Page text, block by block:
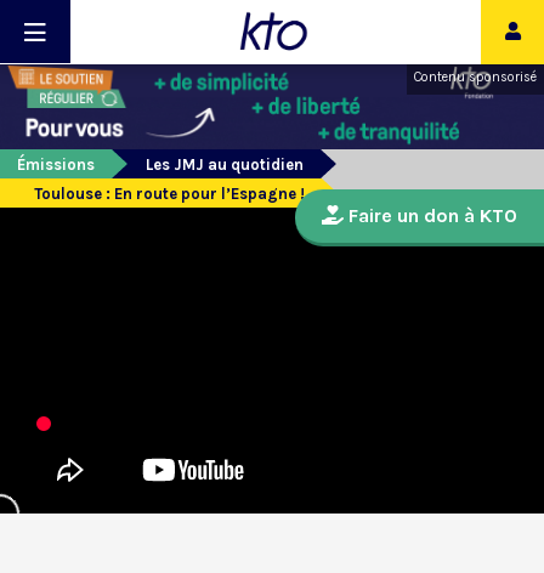
Contenu sponsorisé
Émissions
Les JMJ au quotidien
Toulouse : En route pour l’Espagne !
Faire un don à KTO